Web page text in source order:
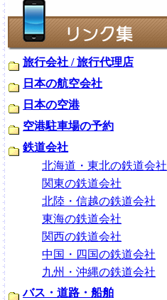
旅行会社 / 旅行代理店
日本の航空会社
日本の空港
空港駐車場の予約
鉄道会社
北海道・東北の鉄道会社
関東の鉄道会社
北陸・信越の鉄道会社
東海の鉄道会社
関西の鉄道会社
中国・四国の鉄道会社
九州・沖縄の鉄道会社
バス・道路・船舶